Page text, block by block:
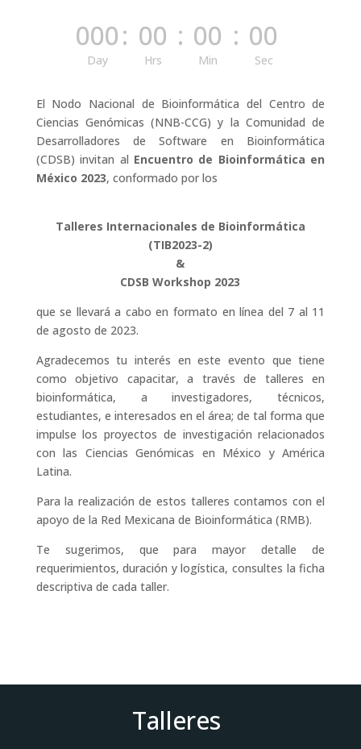
000
Day
: 00
Hrs
: 00
Min
: 00
Sec
El Nodo Nacional de Bioinformática del Centro de
Ciencias Genómicas (NNB-CCG) y la Comunidad de
Desarrolladores de Software en Bioinformática
(CDSB) invitan al Encuentro de Bioinformática en
México 2023, conformado por los
Talleres Internacionales de Bioinformática
(TIB2023-2)
&
CDSB Workshop 2023
que se llevará a cabo en formato en línea del 7 al 11
de agosto de 2023.
Agradecemos tu interés en este evento que tiene
como objetivo capacitar, a través de talleres en
bioinformática, a investigadores, técnicos,
estudiantes, e interesados en el área; de tal forma que
impulse los proyectos de investigación relacionados
con las Ciencias Genómicas en México y América
Latina.
Para la realización de estos talleres contamos con el
apoyo de la Red Mexicana de Bioinformática (RMB).
Te sugerimos, que para mayor detalle de
requerimientos, duración y logística, consultes la ficha
descriptiva de cada taller.
Talleres